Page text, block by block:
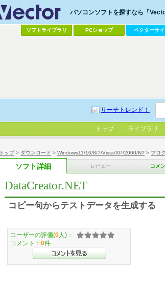
トップ> ダウンロード > Windows11/10/8/7/Vista/XP/2000/NT > プロ
ソフト詳細 レビュー コメ
DataCreator.NET
コピー句からテストデータを生成する
ユーザーの評価(0 人)：
コメント： 0件
パソコンソフトを探すなら「
ソフトライブラリ PCショップ ベクターサ
サーチトレンド！
トップ ライブラリ